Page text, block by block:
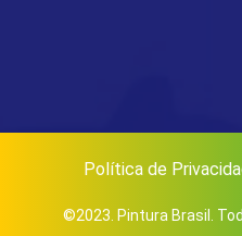
©2023. Pintura Brasil.
Política de